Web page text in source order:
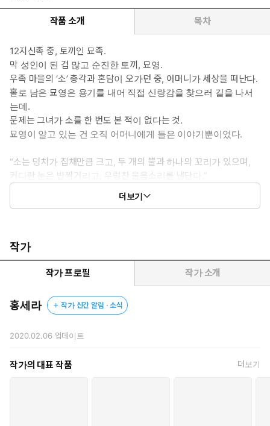
*이럴 때 보세요: 설레고 유쾌한 로맨스를 스트레스 없이 보고 싶을
*공감 글귀:
“하늘에도 옥토끼가 사는데, 어찌 바다에서 소가 못 살겠니.”
“아하, 그것이 물소로구나?”
작품 소개 목차
12지신족 중, 토끼인 묘족.
막 성인이 된 겁 많고 순진한 토끼, 묘영.
우족 마을의 ‘소’ 총각과 혼담이 오가던 중, 어머니가 세상을 떠난다.
홀로 남은 묘영은 용기를 내어 직접 신랑감을 찾으러 길을 나서
는데.
문제는 그녀가 소를 한 번도 본 적이 없다는 것.
묘영이 알고 있는 건 오직 어머니에게 들은 이야기뿐이었다.
“소는 덩치가 집채만큼 크고, 두 개의 뿔과 하나의 꼬리가 있으며,
커다란 눈은 반짝거리고, 우렁찬 울음소리를 낸단다.”
그리고 어머니가 마지막까지 거듭 당부한 말은.
어머니 말씀을 가슴에 새기고 길을 떠나던 묘영은, 따뜻한 볕 아래
비스듬히 누워 있는 잘생긴 사내를 만나게 되고.
그는 느른한 미소와 함께 말을 걸어오는데.
“나 신랑감 만나러 우족 마을에 간다.”
덩치는 집채보다 크고 시커먼 뿔 두 개에 꼬리가 하나 있으며,
더보기
작가
작가 프로필 작가 소개
홍세라 작가 신간 알림 · 소식
2020.02.06 업데이트
작가의 대표 작품 더보기